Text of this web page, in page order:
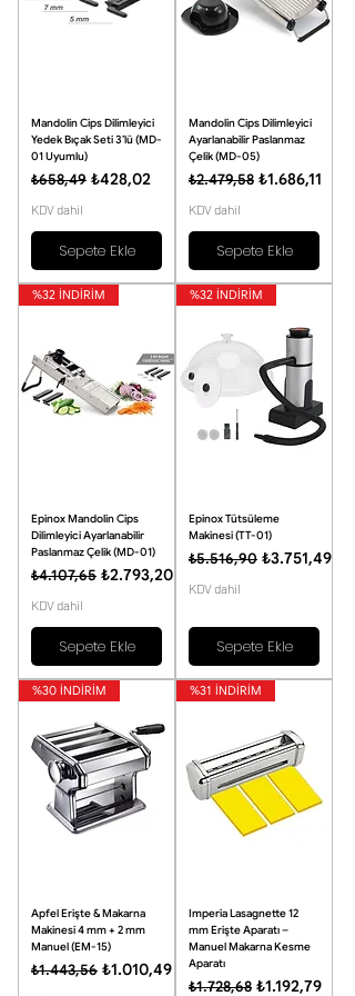
Mandolin Cips Dilimleyici
Yedek Bıçak Seti 3’lü (MD-
01 Uyumlu)
Normal Fiyat
₺658,49 İndirimli Fiyat
₺428,02
KDV dahil
Sepete Ekle
Mandolin Cips Dilimleyici
Ayarlanabilir Paslanmaz
Çelik (MD-05)
Normal Fiyat
₺2.479,58 İndirimli Fiyat
₺1.686,11
KDV dahil
Sepete Ekle
%32 İNDİRİM
Epinox Mandolin Cips
Dilimleyici Ayarlanabilir
Paslanmaz Çelik (MD-01)
Normal Fiyat
₺4.107,65 İndirimli Fiyat
₺2.793,20
KDV dahil
Sepete Ekle
%32 İNDİRİM
Epinox Tütsüleme
Makinesi (TT-01)
Normal Fiyat
₺5.516,90 İndirimli Fiyat
₺3.751,49
KDV dahil
Sepete Ekle
%30 İNDİRİM
Apfel Erişte & Makarna
Makinesi 4 mm + 2 mm
Manuel (EM-15)
Normal Fiyat
₺1.443,56 İndirimli Fiyat
₺1.010,49
%31 İNDİRİM
Imperia Lasagnette 12
mm Erişte Aparatı –
Manuel Makarna Kesme
Aparatı
Normal Fiyat
₺1.728,68 İndirimli Fiyat
₺1.192,79